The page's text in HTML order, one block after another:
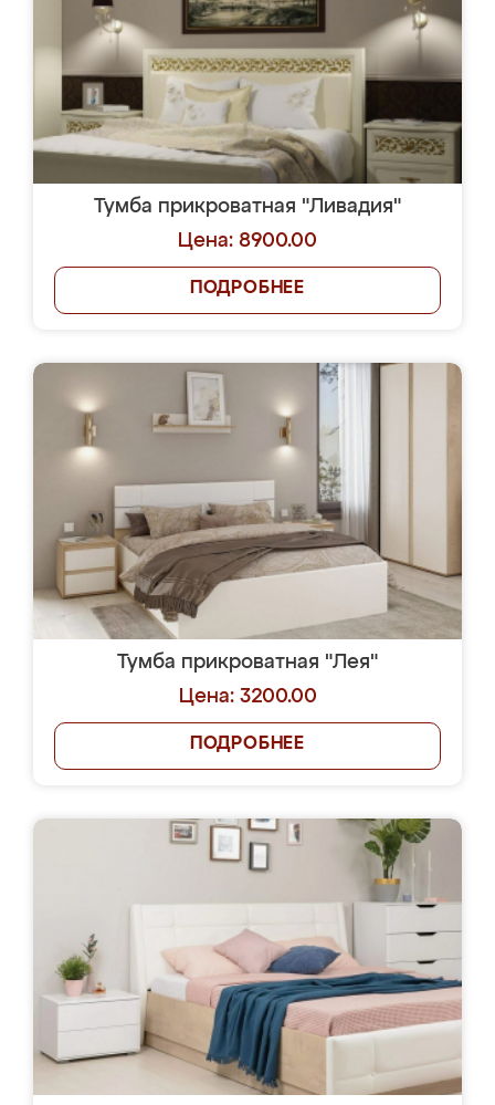
Тумба прикроватная "Ливадия"
Цена: 8900.00
ПОДРОБНЕЕ
Тумба прикроватная "Лея"
Цена: 3200.00
ПОДРОБНЕЕ